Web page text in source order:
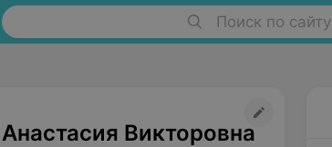
Поиск по сайту
Викторовна